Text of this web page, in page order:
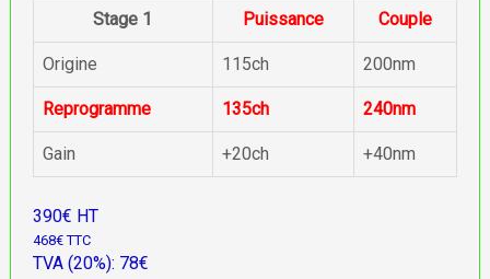
Stage 1
Puissance Couple
Origine 115ch 200nm
Reprogramme 135ch 240nm
Gain +20ch +40nm
390€ HT
468€ TTC
TVA (20%): 78€